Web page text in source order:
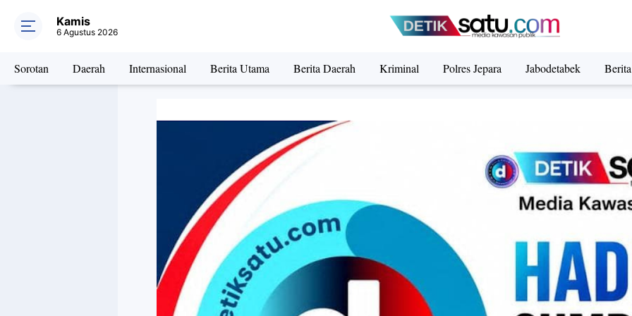
Kamis
6 Agustus 2026
Sorotan Daerah Internasional Berita Utama Berita Daerah Kriminal Polres Jepara Jabodetabek